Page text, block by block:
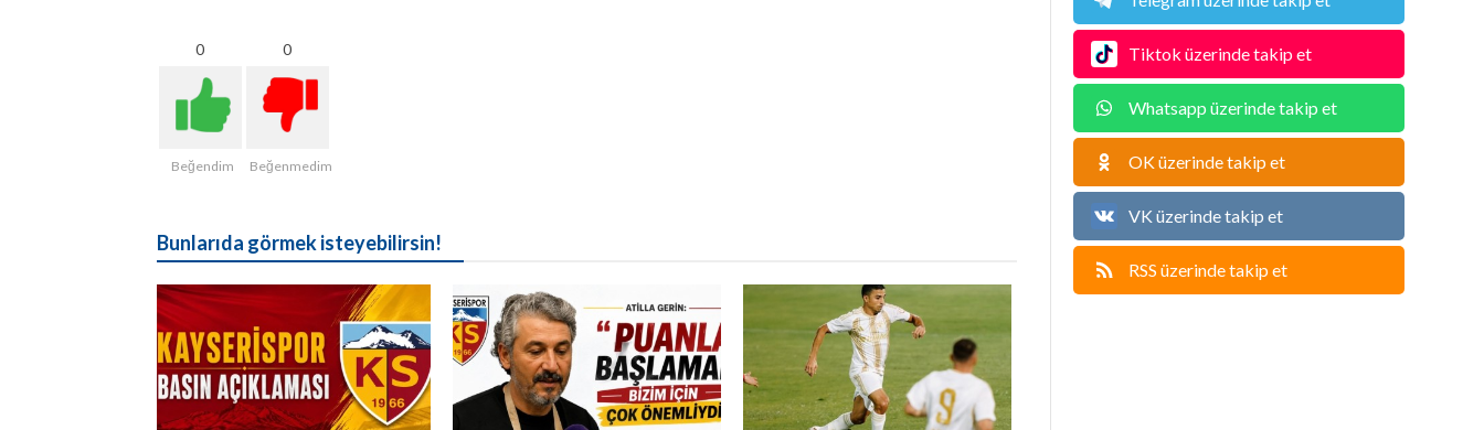
0
Beğendim
0
Beğenmedim
Bunlarıda görmek isteyebilirsin!
Tiktok üzerinde takip et
Whatsapp üzerinde takip et
OK üzerinde takip et
VK üzerinde takip et
RSS üzerinde takip et